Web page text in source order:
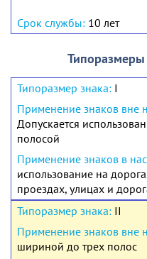
10 лет
I
Допускается
полосой
использование на
проездах, улицах и
II
шириной до трех полос